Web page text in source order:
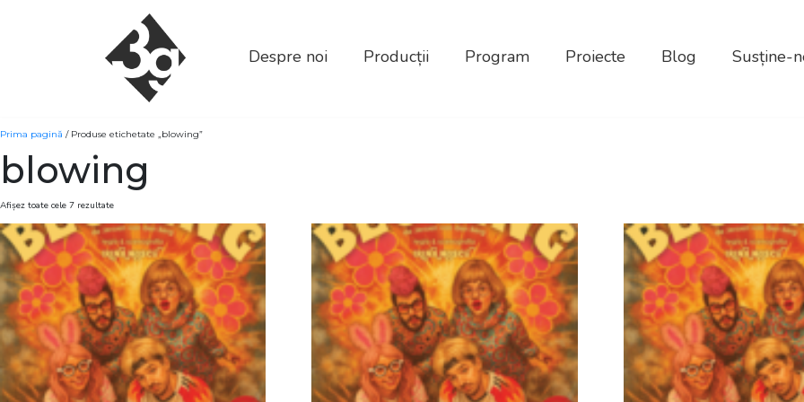
Despre noi Producții Program Proiecte Blog Susține-
Prima pagină / Produse etichetate „blowing”
blowing
Afișez toate cele 7 rezultate